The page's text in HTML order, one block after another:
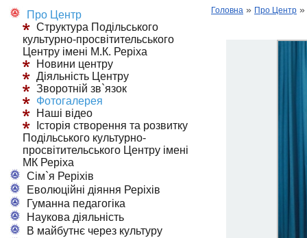
Про Центр
Структура Подільського
культурно-просвітительського
Центру імені М.К. Реріха
Новини центру
Діяльність Центру
Зворотній зв`язок
Фотогалерея
Наші відео
Історія створення та розвитку
Подільського культурно-
просвітительського Центру імені
МК Реріха
Сім`я Реріхів
Еволюційні діяння Реріхів
Гуманна педагогіка
Наукова діяльність
В майбутнє через культуру
Головна » Про Центр »